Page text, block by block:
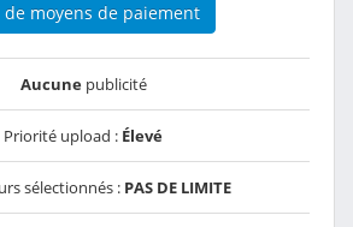
de moyens de paiement
Aucunepublicité
Priorité upload : Élevé
sélectionnés : PAS DE LIMITE